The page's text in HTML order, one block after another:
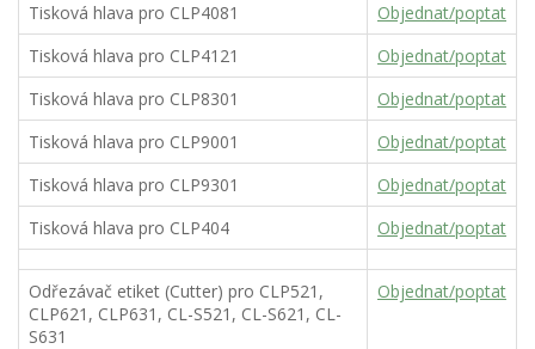
Tisková hlava pro CLP4081
Objednat/poptat
Tisková hlava pro CLP4121
Objednat/poptat
Tisková hlava pro CLP8301
Objednat/poptat
Tisková hlava pro CLP9001
Objednat/poptat
Tisková hlava pro CLP9301
Objednat/poptat
Tisková hlava pro CLP404
Objednat/poptat
Odřezávač etiket (Cutter) pro CLP521,
CLP621, CLP631, CL-S521, CL-S621, CL-
S631
Objednat/poptat